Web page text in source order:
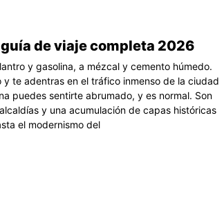
de viaje completa 2026
y gasolina, a mézcal y cemento húmedo.
y te adentras en el tráfico inmenso de la ciudad
puedes sentirte abrumado, y es normal. Son
y una acumulación de capas históricas
el modernismo del